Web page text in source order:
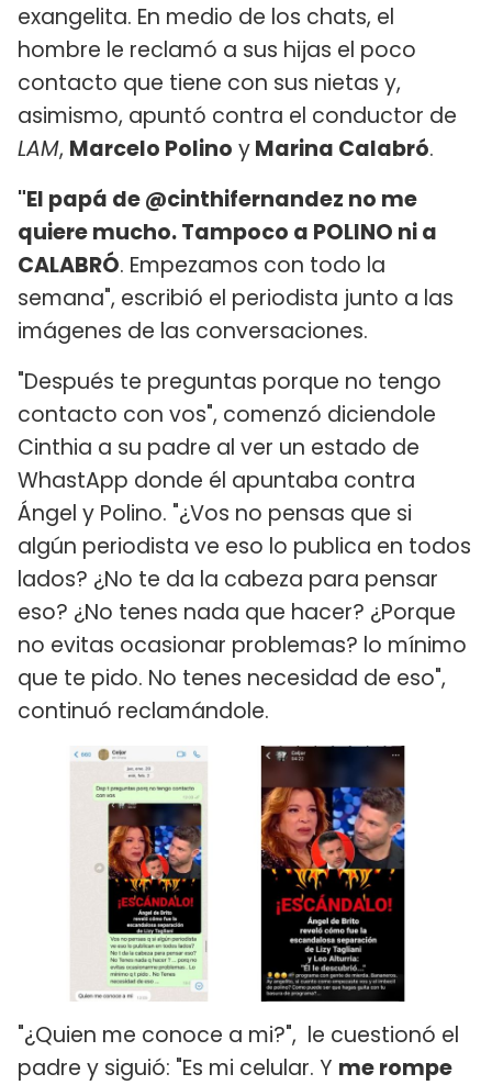
exangelita. En medio de los chats, el
hombre le reclamó a sus hijas el poco
contacto que tiene con sus nietas y,
asimismo, apuntó contra el conductor de
LAM, Marcelo Polino yMarina Calabró.
"El papá de @cinthifernandez no me
quiere mucho. Tampoco a POLINO ni a
CALABRÓ. Empezamos con todo la
semana", escribió el periodista junto a las
imágenes de las conversaciones.
"Después te preguntas porque no tengo
contacto con vos", comenzó diciendole
Cinthia a su padre al ver un estado de
WhastApp donde él apuntaba contra
Ángel y Polino. "¿Vos no pensas que si
algún periodista ve eso lo publica en todos
lados? ¿No te da la cabeza para pensar
eso? ¿No tenes nada que hacer? ¿Porque
no evitas ocasionar problemas? lo mínimo
que te pido. No tenes necesidad de eso",
continuó reclamándole.
"¿Quien me conoce a mi?", le cuestionó el
padre y siguió: "Es mi celular. Y me rompe